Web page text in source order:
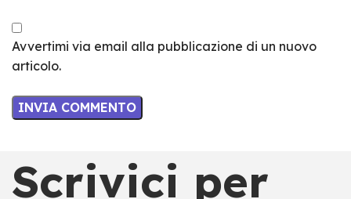
Avvertimi via email alla pubblicazione di un nuovo
articolo.
Scrivici per